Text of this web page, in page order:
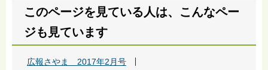
このページを見ている人は、こんなペー
ジも見ています
広報さやま 2017年2月号